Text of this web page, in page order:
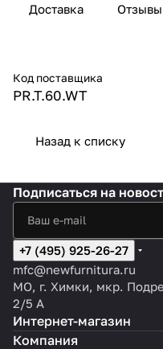
Доставка Отзывы
Код поставщика
PR.T.60.WT
Назад к списку
Подписаться на
+7 (495) 925-26-27
mfc@newfurnitura.ru
МО, г. Химки, мкр.
2/5 А
Интернет-магазин
Компания